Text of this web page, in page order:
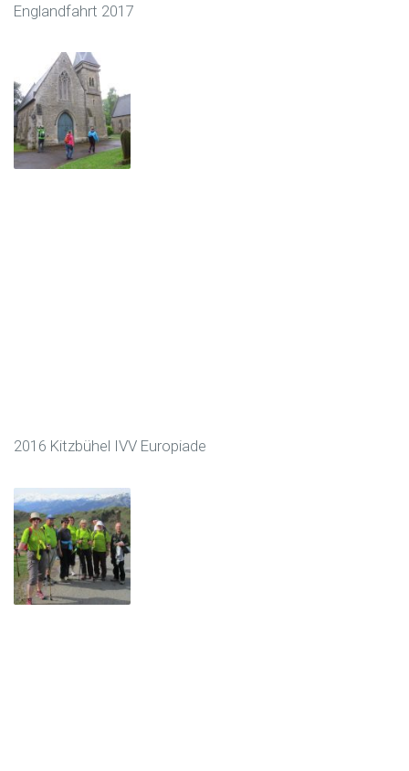
Englandfahrt 2017
2016 Kitzbühel IVV Europiade